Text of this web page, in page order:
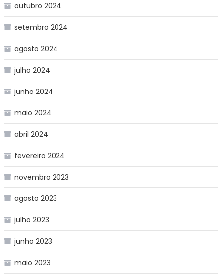
outubro 2024
setembro 2024
agosto 2024
julho 2024
junho 2024
maio 2024
abril 2024
fevereiro 2024
novembro 2023
agosto 2023
julho 2023
junho 2023
maio 2023